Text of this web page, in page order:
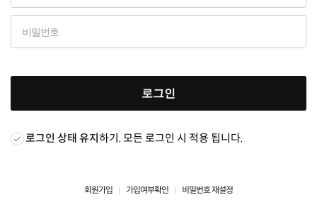
로그인
로그인 상태 유지하기. 모든 로그인 시 적용 됩니다.
회원가입 가입여부확인 비밀번호 재설정